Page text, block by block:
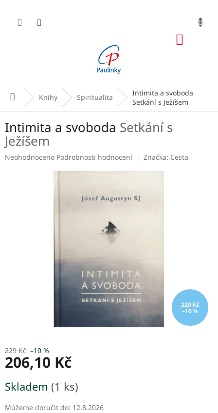
obsah
Domů Knihy Spiritualita
Intimita a svoboda
Setkání s Ježíšem
Intimita a svoboda Setkání s
Ježíšem
Průměrné
Neohodnoceno Podrobnosti hodnocení Značka: Cesta
229 Kč
–10 %
229 Kč –10 %
206,10 Kč
cena:
Skladem (1 ks)
Můžeme doručit do: 12.8.2026